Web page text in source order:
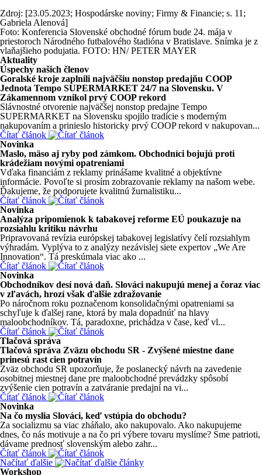
Zdroj: [23.05.2023; Hospodárske noviny; Firmy & Financie; s. 11;
Gabriela Alenová]
Foto: Konferencia Slovenské obchodné fórum bude 24. mája v
priestoroch Národného futbalového štadióna v Bratislave. Snímka je z
vlaňajšieho podujatia. FOTO: HN/ PETER MAYER
Aktuality
Úspechy našich členov
Goralské kroje zaplnili najväčšiu nonstop predajňu COOP
Jednota Tempo SUPERMARKET 24/7 na Slovensku. V
Zákamennom vznikol prvý COOP rekord
Slávnostné otvorenie najväčšej nonstop predajne Tempo
SUPERMARKET na Slovensku spojilo tradície s moderným
nakupovaním a prinieslo historicky prvý COOP rekord v nakupovan...
Čítať článok
Novinka
Maslo, mäso aj ryby pod zámkom. Obchodníci bojujú proti
krádežiam novými opatreniami
Vďaka financiám z reklamy prinášame kvalitné a objektívne
informácie. Povoľte si prosím zobrazovanie reklamy na našom webe.
Ďakujeme, že podporujete kvalitnú žurnalistiku...
Čítať článok
Novinka
Analýza pripomienok k tabakovej reforme EÚ poukazuje na
rozsiahlu kritiku návrhu
Pripravovaná revízia európskej tabakovej legislatívy čelí rozsiahlym
výhradám. Vyplýva to z analýzy nezávislej siete expertov „We Are
Innovation“. Tá preskúmala viac ako ...
Čítať článok
Novinka
Obchodníkov desí nová daň. Slováci nakupujú menej a čoraz viac
v zľavách, hrozí však ďalšie zdražovanie
Po náročnom roku poznačenom konsolidačnými opatreniami sa
schyľuje k ďalšej rane, ktorá by mala dopadnúť na hlavy
maloobchodníkov. Tá, paradoxne, prichádza v čase, keď vl...
Čítať článok
Tlačová správa
Tlačová správa Zväzu obchodu SR - Zvýšené miestne dane
prinesú rast cien potravín
Zväz obchodu SR upozorňuje, že poslanecký návrh na zavedenie
osobitnej miestnej dane pre maloobchodné prevádzky spôsobí
zvýšenie cien potravín a zatváranie predajní na vi...
Čítať článok
Novinka
Na čo myslia Slováci, keď vstúpia do obchodu?
Za socializmu sa viac zháňalo, ako nakupovalo. Ako nakupujeme
dnes, čo nás motivuje a na čo pri výbere tovaru myslíme? Sme patrioti,
dávame prednosť slovenským alebo zahr...
Čítať článok
Načítať ďalšie
Workshop